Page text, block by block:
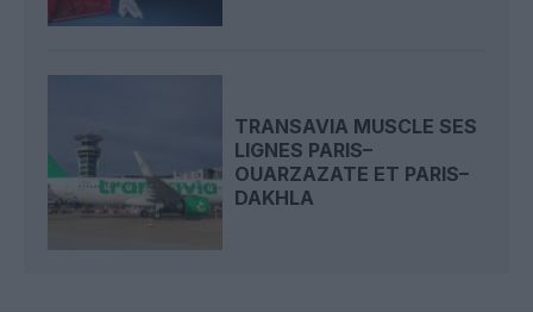
TRANSAVIA MUSCLE SES
LIGNES PARIS–
OUARZAZATE ET PARIS–
DAKHLA